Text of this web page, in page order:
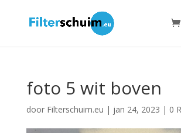
foto 5 wit boven
door Filterschuim.eu | jan 24, 2023 | 0